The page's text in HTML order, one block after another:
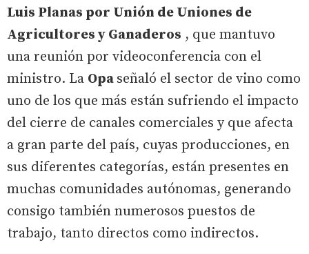
Luis Planas por Unión de Uniones de
Agricultores y Ganaderos , que mantuvo
una reunión por videoconferencia con el
ministro. La Opa señaló el sector de vino como
uno de los que más están sufriendo el impacto
del cierre de canales comerciales y que afecta
a gran parte del país, cuyas producciones, en
sus diferentes categorías, están presentes en
muchas comunidades autónomas, generando
consigo también numerosos puestos de
trabajo, tanto directos como indirectos.